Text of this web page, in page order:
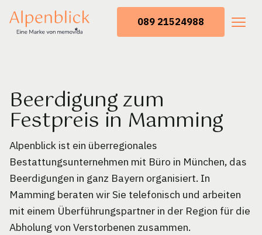
089 21524988
Beerdigung zum
Festpreis in Mamming
Alpenblick ist ein überregionales
Bestattungsunternehmen mit Büro in München, das
Beerdigungen in ganz Bayern organisiert. In
Mamming beraten wir Sie telefonisch und arbeiten
mit einem Überführungspartner in der Region für die
Abholung von Verstorbenen zusammen.